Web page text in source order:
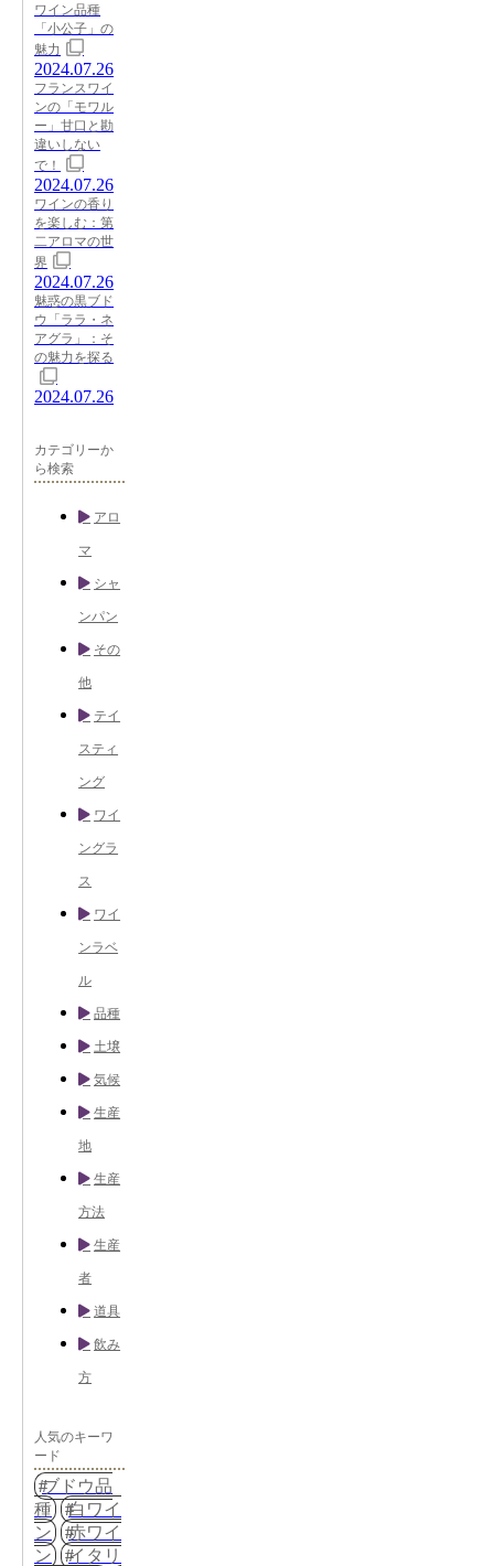
ワイン品種
「小公子」の
魅力
2024.07.26
フランスワイ
ンの「モワル
ー」甘口と勘
違いしない
で！
2024.07.26
ワインの香り
を楽しむ：第
二アロマの世
界
2024.07.26
魅惑の黒ブド
ウ「ララ・ネ
アグラ」：そ
の魅力を探る
2024.07.26
カテゴリーか
ら検索
アロ
マ
シャ
ンパン
その
他
テイ
スティ
ング
ワイ
ングラ
ス
ワイ
ンラベ
ル
品種
土壌
気候
生産
地
生産
方法
生産
者
道具
飲み
方
人気のキーワ
ード
ブドウ品
種
白ワイ
ン
赤ワイ
ン
イタリ